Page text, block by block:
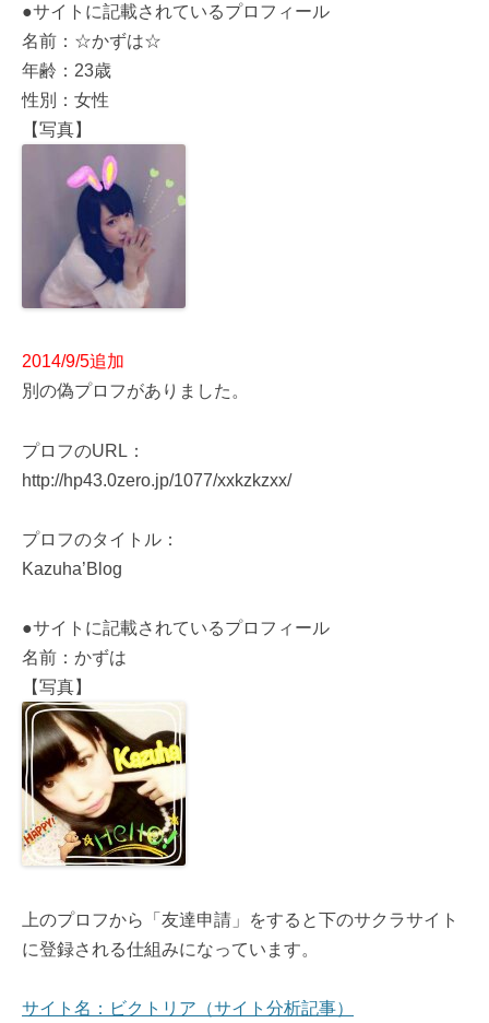
●サイトに記載されているプロフィール
名前：☆かずは☆
年齢：23歳
性別：女性
【写真】
2014/9/5追加
別の偽プロフがありました。
プロフのURL：
http://hp43.0zero.jp/1077/xxkzkzxx/
プロフのタイトル：
Kazuha’Blog
●サイトに記載されているプロフィール
名前：かずは
【写真】
上のプロフから「友達申請」をすると下のサクラサイト
に登録される仕組みになっています。
サイト名：ビクトリア（サイト分析記事）